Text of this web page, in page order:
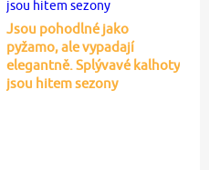
Jsou pohodlné jako
pyžamo, ale vypadají
elegantně. Splývavé kalhoty
jsou hitem sezony